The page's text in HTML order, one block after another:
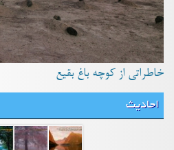
خاطراتی از کوچه باغ بقیع
احادیث